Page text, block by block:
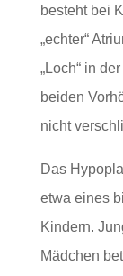
besteht bei
„echter“
„Loch“ in
beiden
nicht
Das
etwa eines
Kindern.
Mädchen